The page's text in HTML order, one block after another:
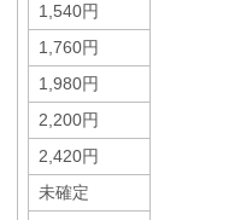
1,540円
1,760円
1,980円
2,200円
2,420円
未確定